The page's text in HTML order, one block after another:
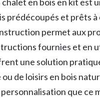
prédécoupés et prêts
permet aux
fournies et en
une solution
ou de loisirs en bois
personnalisation que ce